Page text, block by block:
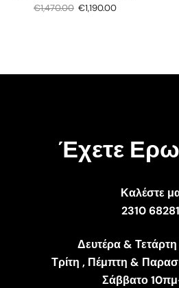
€1,470.00 €1,190.00
Έχετε
Καλέστε
2310
Δευτέρα &
Τρίτη , Πέμπτη &
Σάββατο